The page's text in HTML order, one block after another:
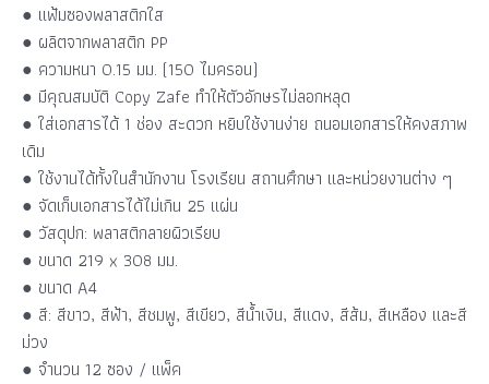
● แฟ้มซองพลาสติกใส
● ผลิตจากพลาสติก PP
● ความหนา 0.15 มม. (150 ไมครอน)
● มีคุณสมบัติ Copy Zafe ทำให้ตัวอักษรไม่ลอกหลุด
● ใส่เอกสารได้ 1 ช่อง สะดวก หยิบใช้งานง่าย ถนอมเอกสารให้คงสภาพ
เดิม
● ใช้งานได้ทั้งในสำนักงาน โรงเรียน สถานศึกษา และหน่วยงานต่าง ๆ
● จัดเก็บเอกสารได้ไม่เกิน 25 แผ่น
● วัสดุปก: พลาสติกลายผิวเรียบ
● ขนาด 219 x 308 มม.
● ขนาด A4
● สี: สีขาว, สีฟ้า, สีชมพู, สีเขียว, สีน้ำเงิน, สีแดง, สีส้ม, สีเหลือง และสี
ม่วง
● จำนวน 12 ซอง / แพ็ค